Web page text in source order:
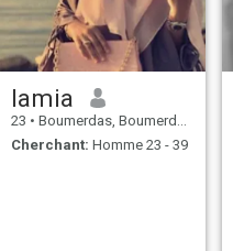
lamia
23 • Boumerdas, Boumerdes, Algérie
Cherchant: Homme 23 - 39